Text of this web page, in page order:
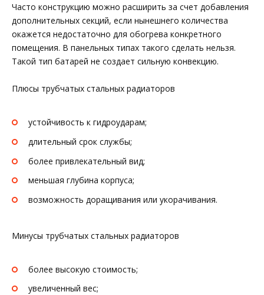
Часто конструкцию можно расширить за счет добавления
дополнительных секций, если нынешнего количества
окажется недостаточно для обогрева конкретного
помещения. В панельных типах такого сделать нельзя.
Такой тип батарей не создает сильную конвекцию.
Плюсы трубчатых стальных радиаторов
устойчивость к гидроударам;
длительный срок службы;
более привлекательный вид;
меньшая глубина корпуса;
возможность доращивания или укорачивания.
Минусы трубчатых стальных радиаторов
более высокую стоимость;
увеличенный вес;